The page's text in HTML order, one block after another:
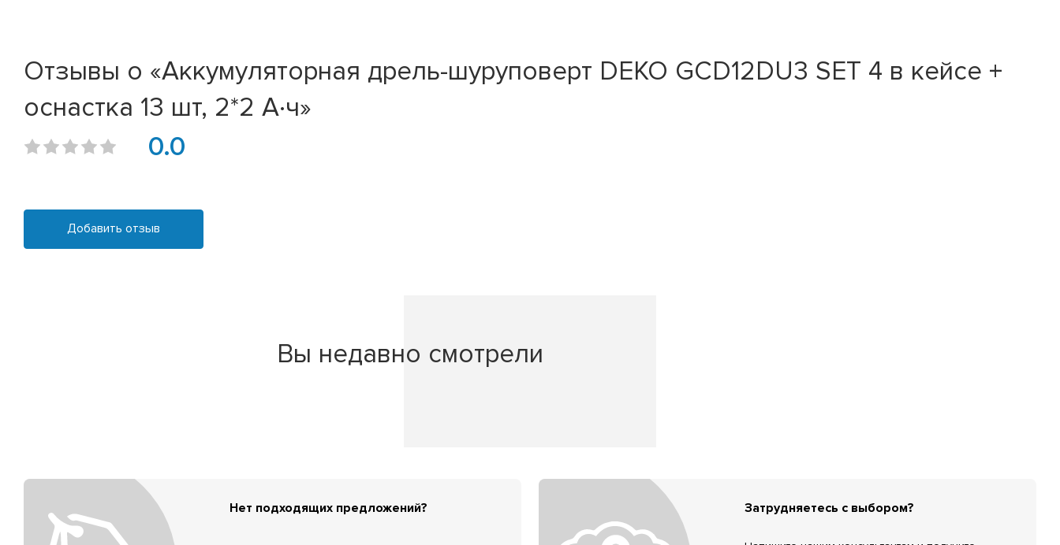
Отзывы о «Аккумуляторная дрель-шуруповерт DEKO GCD12DU3 SET 4 в кейсе +
оснастка 13 шт, 2*2 А·ч»
0.0
Добавить отзыв
Вы недавно смотрели
Нет подходящих предложений? Затрудняетесь с выбором?